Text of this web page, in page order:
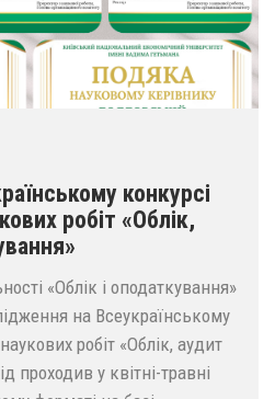
конкурсі
робіт «Облік,
«Облік і оподаткування»
на Всеукраїнському
робіт «Облік, аудит
проходив у квітні-травні